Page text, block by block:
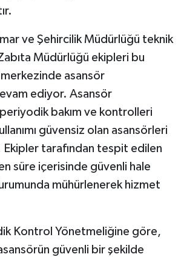
ve Şehircilik Müdürlüğü teknik
Müdürlüğü ekipleri bu
asansör
ediyor. Asansör
bakım ve kontrolleri
güvensiz olan asansörleri
tarafından tespit edilen
süre içerisinde güvenli hale
mühürlenerek hizmet
Kontrol Yönetmeliğine göre,
güvenli bir şekilde